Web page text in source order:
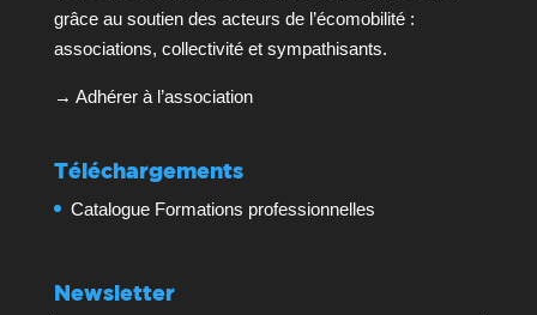
grâce au soutien des acteurs de l’écomobilité :
associations, collectivité et sympathisants.
→ Adhérer à l’association
Téléchargements
Catalogue Formations professionnelles
Newsletter